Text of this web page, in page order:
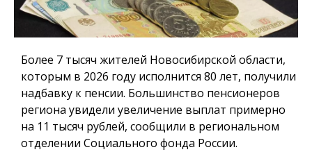
Более 7 тысяч жителей Новосибирской области,
которым в 2026 году исполнится 80 лет, получили
надбавку к пенсии. Большинство пенсионеров
региона увидели увеличение выплат примерно
на 11 тысяч рублей, сообщили в региональном
отделении Социального фонда России.